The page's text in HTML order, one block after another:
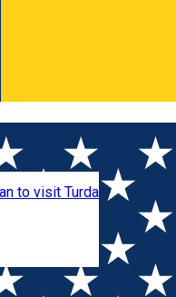
to visit Turda